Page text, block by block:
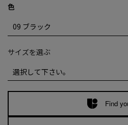
色
サイズを選ぶ
Find